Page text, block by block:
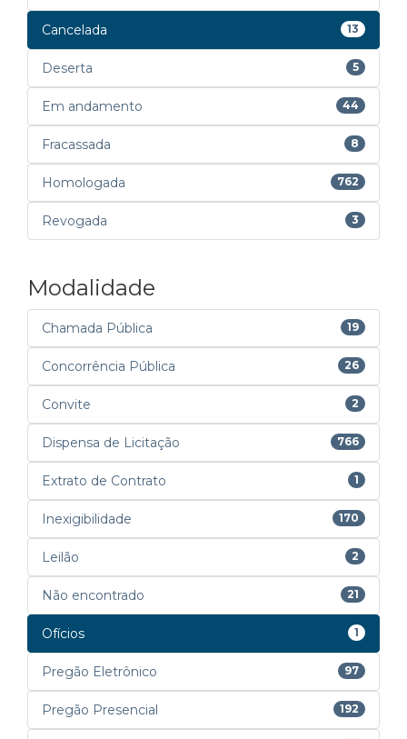
Cancelada 13
Deserta 5
Em andamento 44
Fracassada 8
Homologada 762
Revogada 3
Modalidade
Chamada Pública 19
Concorrência Pública 26
Convite 2
Dispensa de Licitação 766
Extrato de Contrato 1
Inexigibilidade 170
Leilão 2
Não encontrado 21
Ofícios 1
Pregão Eletrônico 97
Pregão Presencial 192